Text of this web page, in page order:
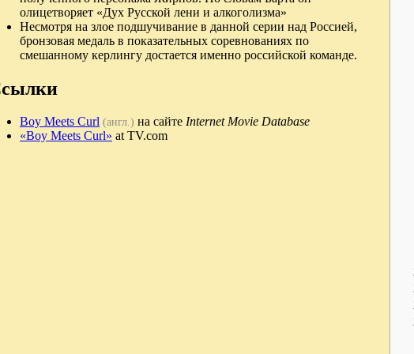
олицетворяет «Дух Русской лени и алкоголизма»
Несмотря на злое подшучивание в данной серии над Россией,
бронзовая медаль в показательных соревнованиях по
смешанному керлингу достается именно российской команде.
Boy Meets Curl (англ.) на сайте Internet Movie Database
«Boy Meets Curl» at TV.com